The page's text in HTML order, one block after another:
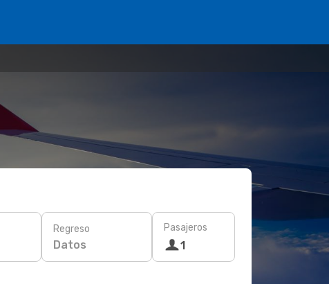
Regreso
Datos
Pasajeros
1